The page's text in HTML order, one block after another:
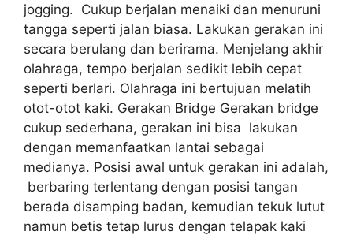
jogging. Cukup berjalan menaiki dan menuruni
tangga seperti jalan biasa. Lakukan gerakan ini
secara berulang dan berirama. Menjelang akhir
olahraga, tempo berjalan sedikit lebih cepat
seperti berlari. Olahraga ini bertujuan melatih
otot-otot kaki. Gerakan Bridge Gerakan bridge
cukup sederhana, gerakan ini bisa lakukan
dengan memanfaatkan lantai sebagai
medianya. Posisi awal untuk gerakan ini adalah,
berbaring terlentang dengan posisi tangan
berada disamping badan, kemudian tekuk lutut
namun betis tetap lurus dengan telapak kaki